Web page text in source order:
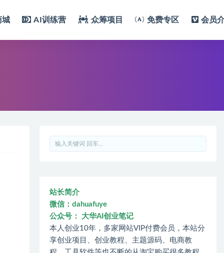
城 AI训练营 众筹项目 免费专区 会员
站长简介
微信：dahuafuye
公众号： 大华AI创业笔记
本人创业10年，多家网站VIP付费会员，本站分
享创业项目、创业教程、主题源码、电商教